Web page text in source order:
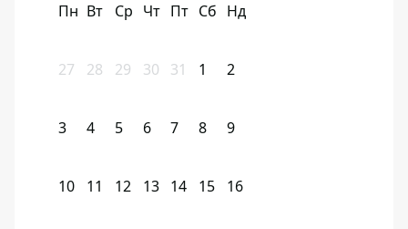
Пн Вт Ср Чт Пт Сб Нд
27 28 29 30 31 1 2
3 4 5 6 7 8 9
10 11 12 13 14 15 16